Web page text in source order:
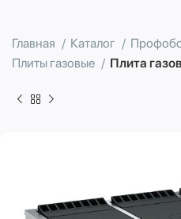
Главная Каталог
Плиты газовые
Плита